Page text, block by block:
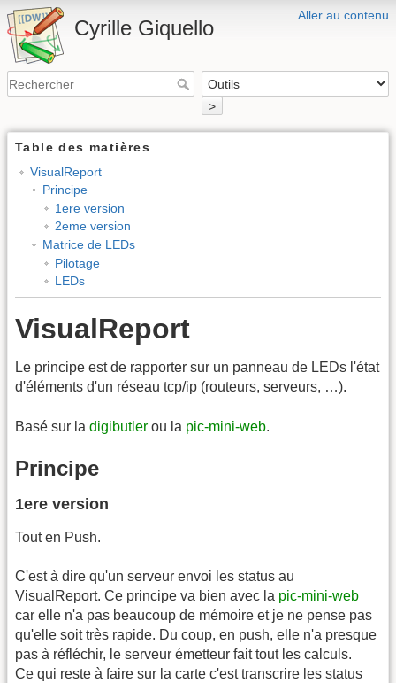
Aller au contenu
Cyrille Giquello
>
Table des matières
VisualReport
Principe
1ere version
2eme version
Matrice de LEDs
Pilotage
LEDs
VisualReport
Le principe est de rapporter sur un panneau de LEDs l'état
d'éléments d'un réseau tcp/ip (routeurs, serveurs, …).
Basé sur la digibutler ou la pic-mini-web.
Principe
1ere version
Tout en Push.
C'est à dire qu'un serveur envoi les status au
VisualReport. Ce principe va bien avec la pic-mini-web
car elle n'a pas beaucoup de mémoire et je ne pense pas
qu'elle soit très rapide. Du coup, en push, elle n'a presque
pas à réfléchir, le serveur émetteur fait tout les calculs.
Ce qui reste à faire sur la carte c'est transcrire les status